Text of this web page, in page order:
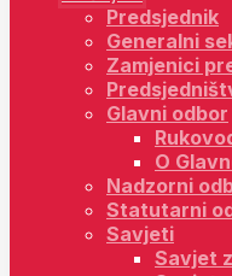
Predsjednik
Generalni
Zamjenici
Glavni odbor
O
Nadzorni
Statutarni
Savjeti
Savjet